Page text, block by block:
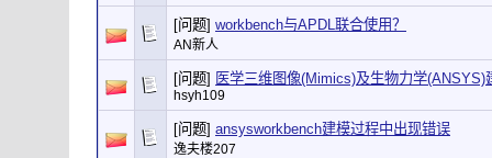
[问题] workbench与APDL联合使用？
AN新人
[问题] 医学三维图像(Mimics)及生物力学(ANSYS)
hsyh109
[问题] ansysworkbench建模过程中出现错误
逸夫楼207